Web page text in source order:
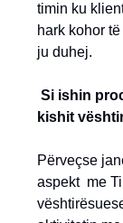
timin ku
hark kohor
ju duhej.
Si ishin
kishit
Përveçse
aspekt me